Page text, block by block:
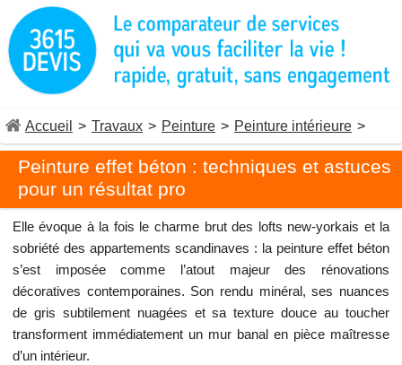
Accueil > Travaux > Peinture > Peinture intérieure >
Peinture effet béton : techniques et astuces
pour un résultat pro
Elle évoque à la fois le charme brut des lofts new-yorkais et la
sobriété des appartements scandinaves : la peinture effet béton
s’est imposée comme l’atout majeur des rénovations
décoratives contemporaines. Son rendu minéral, ses nuances
de gris subtilement nuagées et sa texture douce au toucher
transforment immédiatement un mur banal en pièce maîtresse
d’un intérieur.